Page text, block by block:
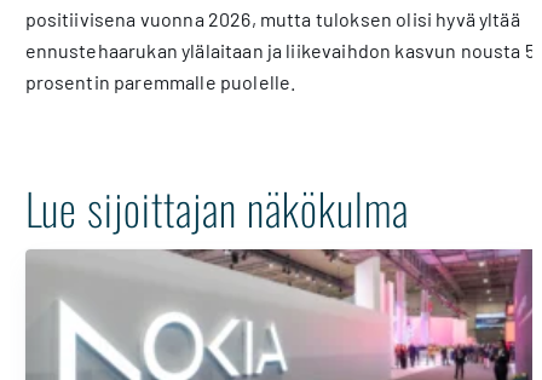
positiivisena vuonna 2026, mutta tuloksen olisi hyvä yltää
ennustehaarukan ylälaitaan ja liikevaihdon kasvun nousta 5
prosentin paremmalle puolelle.
Lue sijoittajan näkökulma